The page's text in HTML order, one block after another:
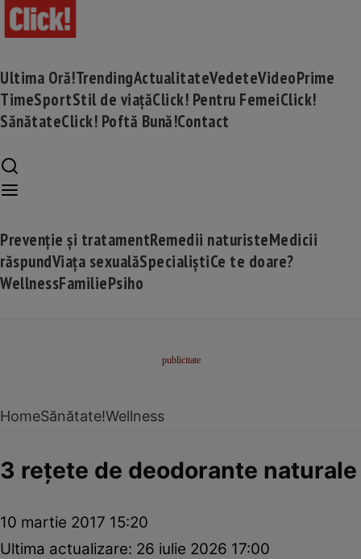
Ultima Oră!TrendingActualitateVedeteVideoPrime
TimeSportStil de viațăClick! Pentru FemeiClick!
SănătateClick! Poftă Bună!Contact
Prevenție și tratamentRemedii naturisteMedicii
răspundViața sexualăSpecialiștiCe te doare?
WellnessFamiliePsiho
HomeSănătate!Wellness
3 reţete de deodorante naturale
10 martie 2017 15:20
Ultima actualizare: 26 iulie 2026 17:00